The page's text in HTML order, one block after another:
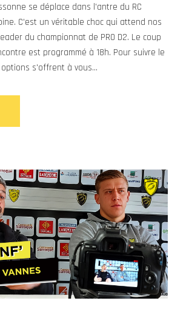
se déplace dans l'antre du RC
C'est un véritable choc qui attend nos
du championnat de PRO D2. Le coup
est programmé à 18h. Pour suivre le
s'offrent à vous...